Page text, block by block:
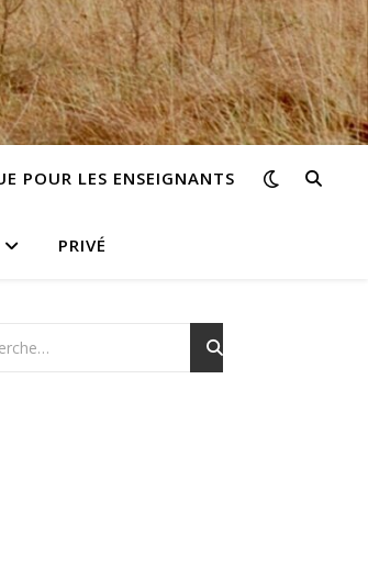
POUR LES ENSEIGNANTS
PRIVÉ